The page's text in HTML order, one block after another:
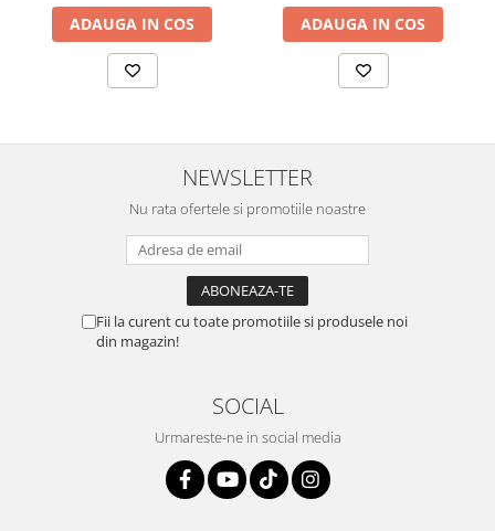
ADAUGA IN COS ADAUGA IN COS
NEWSLETTER
Nu rata ofertele si promotiile noastre
Fii la curent cu toate promotiile si produsele noi
din magazin!
SOCIAL
Urmareste-ne in social media